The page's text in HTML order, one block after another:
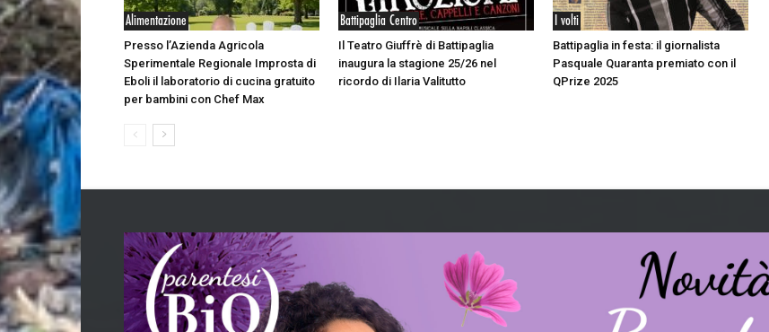
Alimentazione
Presso l’Azienda Agricola
Sperimentale Regionale Improsta di
Eboli il laboratorio di cucina gratuito
per bambini con Chef Max
Battipaglia Centro
Il Teatro Giuffrè di Battipaglia
inaugura la stagione 25/26 nel
ricordo di Ilaria Valitutto
I volti
Battipaglia in festa: il giornalista
Pasquale Quaranta premiato con il
QPrize 2025